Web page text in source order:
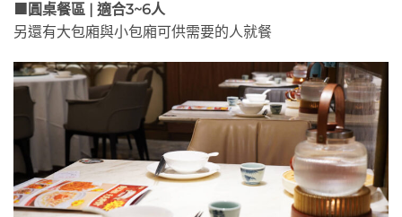
🟧圓桌餐區 | 適合3~6人
另還有大包廂與小包廂可供需要的人就餐